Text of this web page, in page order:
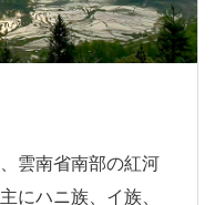
雲南省南部の紅河
にハニ族、イ族、